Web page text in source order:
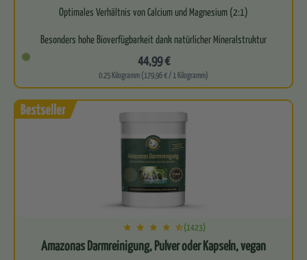
Optimales Verhältnis von Calcium und Magnesium (2:1)
Besonders hohe Bioverfügbarkeit dank natürlicher Mineralstruktur
Natur…
44,99 €
0.25 Kilogramm (179,96 € / 1 Kilogramm)
(1423)
Amazonas Darmreinigung, Pulver oder Kapseln, vegan